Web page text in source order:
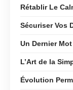
Rétablir Le
Sécuriser Vos
Un Dernier
L’Art de la
Évolution